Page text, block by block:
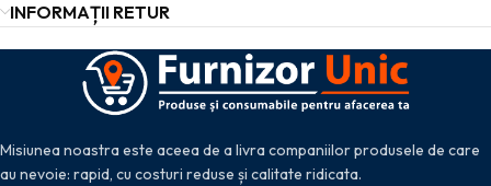
INFORMAȚII RETUR
Misiunea noastra este aceea de a livra companiilor produsele de care
au nevoie: rapid, cu costuri reduse și calitate ridicata.